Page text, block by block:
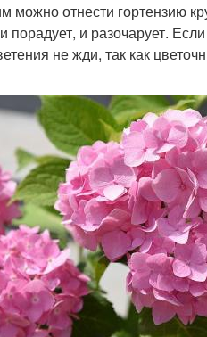
можно отнести гортензию
и разочарует.
не жди, так как